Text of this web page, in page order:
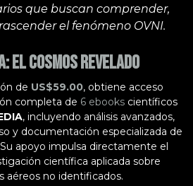
que buscan comprender,
el fenómeno OVNI.
El Cosmos Revelado
de US$59.00, obtiene acceso
completa de 6 ebookscientíficos
, incluyendo análisis avanzados,
y documentación especializada de
apoyo impulsa directamente el
científica aplicada sobre
aéreos no identificados.